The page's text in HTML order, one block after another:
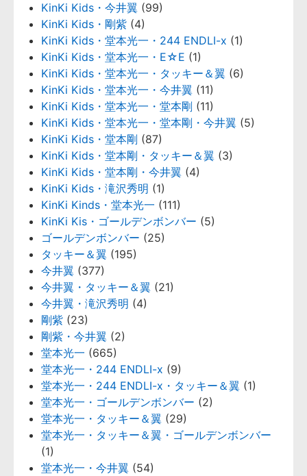
KinKi Kids・今井翼 (99)
KinKi Kids・剛紫 (4)
KinKi Kids・堂本光一・244 ENDLI-x (1)
KinKi Kids・堂本光一・E☆E (1)
KinKi Kids・堂本光一・タッキー＆翼 (6)
KinKi Kids・堂本光一・今井翼 (11)
KinKi Kids・堂本光一・堂本剛 (11)
KinKi Kids・堂本光一・堂本剛・今井翼 (5)
KinKi Kids・堂本剛 (87)
KinKi Kids・堂本剛・タッキー＆翼 (3)
KinKi Kids・堂本剛・今井翼 (4)
KinKi Kids・滝沢秀明 (1)
KinKi Kinds・堂本光一 (111)
KinKi Kis・ゴールデンボンバー (5)
ゴールデンボンバー (25)
タッキー＆翼 (195)
今井翼 (377)
今井翼・タッキー＆翼 (21)
今井翼・滝沢秀明 (4)
剛紫 (23)
剛紫・今井翼 (2)
堂本光一 (665)
堂本光一・244 ENDLI-x (9)
堂本光一・244 ENDLI-x・タッキー＆翼 (1)
堂本光一・ゴールデンボンバー (2)
堂本光一・タッキー＆翼 (29)
堂本光一・タッキー＆翼・ゴールデンボンバー
(1)
堂本光一・今井翼 (54)